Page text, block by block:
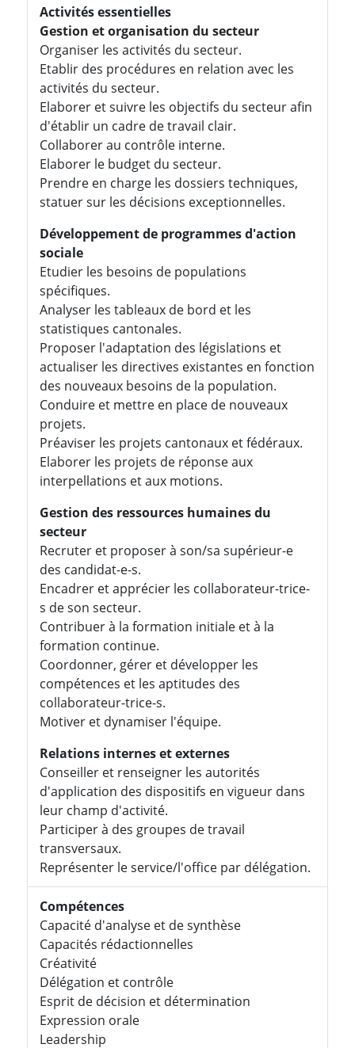
Activités essentielles
Gestion et organisation du secteur
Organiser les activités du secteur.
Etablir des procédures en relation avec les
activités du secteur.
Elaborer et suivre les objectifs du secteur afin
d'établir un cadre de travail clair.
Collaborer au contrôle interne.
Elaborer le budget du secteur.
Prendre en charge les dossiers techniques,
statuer sur les décisions exceptionnelles.
Développement de programmes d'action
sociale
Etudier les besoins de populations
spécifiques.
Analyser les tableaux de bord et les
statistiques cantonales.
Proposer l'adaptation des législations et
actualiser les directives existantes en fonction
des nouveaux besoins de la population.
Conduire et mettre en place de nouveaux
projets.
Préaviser les projets cantonaux et fédéraux.
Elaborer les projets de réponse aux
interpellations et aux motions.
Gestion des ressources humaines du
secteur
Recruter et proposer à son/sa supérieur-e
des candidat-e-s.
Encadrer et apprécier les collaborateur-trice-
s de son secteur.
Contribuer à la formation initiale et à la
formation continue.
Coordonner, gérer et développer les
compétences et les aptitudes des
collaborateur-trice-s.
Motiver et dynamiser l'équipe.
Relations internes et externes
Conseiller et renseigner les autorités
d'application des dispositifs en vigueur dans
leur champ d'activité.
Participer à des groupes de travail
transversaux.
Représenter le service/l'office par délégation.
Compétences
Capacité d'analyse et de synthèse
Capacités rédactionnelles
Créativité
Délégation et contrôle
Esprit de décision et détermination
Expression orale
Leadership